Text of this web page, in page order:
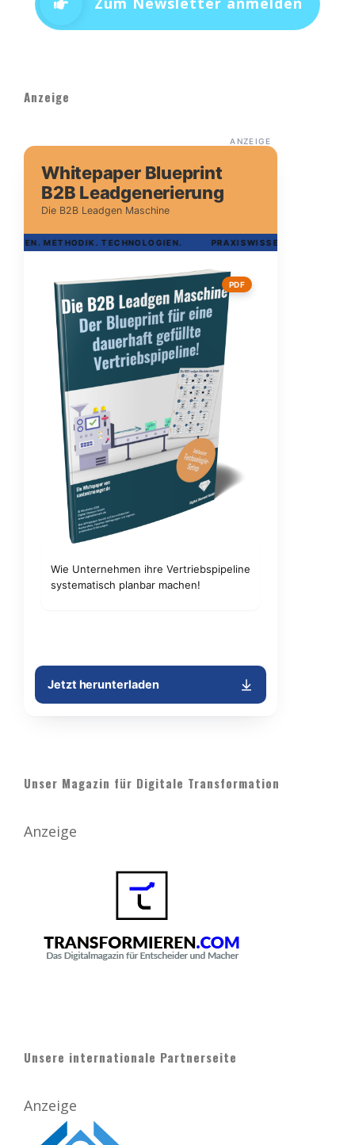
Anzeige
Unser Magazin für Digitale Transformation
Anzeige
Unsere internationale Partnerseite
Anzeige